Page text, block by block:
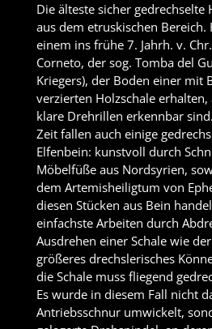
Die älteste sicher
aus dem etruskischen Bereich.
einem ins frühe 7. Jahrh. v.
Corneto, der sog. Tomba del
Kriegers), der Boden einer mit
verzierten Holzschale
klare Drehrillen erkennbar
Zeit fallen auch einige
Elfenbein: kunstvoll durch
Möbelfüße aus Nordsyrien,
dem Artemisheiligtum von
diesen Stücken aus Bein
einfachste Arbeiten durch
Ausdrehen einer Schale wie
größeres drechslerisches
die Schale muss fliegend
Es wurde in diesem Fall nicht
Antriebsschnur umwickelt,